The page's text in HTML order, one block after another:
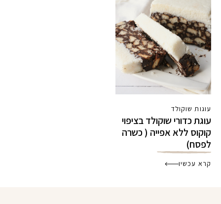
עוגות שוקולד
עוגת כדורי שוקולד בציפוי
קוקוס ללא אפייה ( כשרה
לפסח)
קרא עכשיו